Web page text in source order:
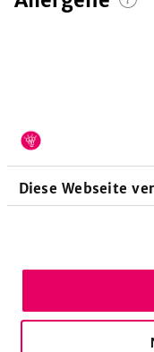
Diese Webseite
Vitamine
Vitamin B3-Niacin,
Vitamin B3-